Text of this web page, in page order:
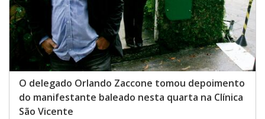
O delegado Orlando Zaccone tomou depoimento
do manifestante baleado nesta quarta na Clínica
São Vicente